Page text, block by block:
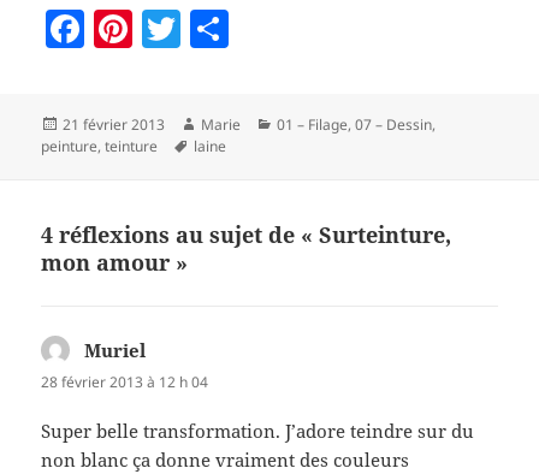
F
c
e
o
o
Pi
er
es
T
itt
er
rt
a
er
Publié
le
21 février 2013 Auteur
Marie Catégories
01 – Filage,07 – Dessin,
peinture, teinture
Mots-
laine
4 réflexions au sujet de « Surteinture,
mon amour »
Muriel
28 février 2013 à 12 h 04
Super belle transformation. J’adore teindre sur du
non blanc ça donne vraiment des couleurs